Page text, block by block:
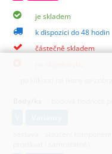
je skladem
k dispozici do 48 hodin
částečně skladem